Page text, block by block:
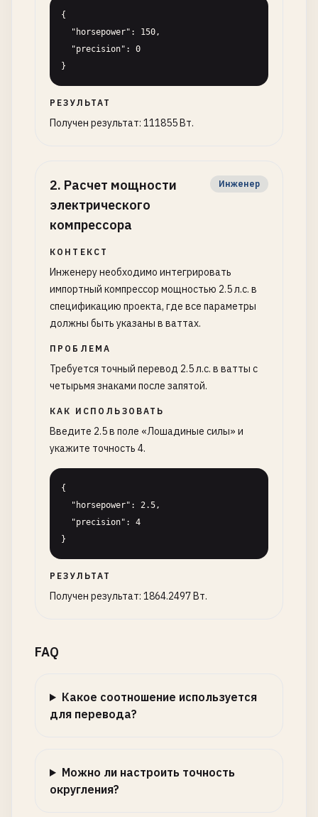
{
}
РЕЗУЛЬТАТ
Получен результат: 111855 Вт.
2. Расчет мощности
электрического
компрессора
Инженер
КОНТЕКСТ
Инженеру необходимо интегрировать
импортный компрессор мощностью 2.5 л.с. в
спецификацию проекта, где все параметры
должны быть указаны в ваттах.
ПРОБЛЕМА
Требуется точный перевод 2.5 л.с. в ватты с
четырьмя знаками после запятой.
КАК ИСПОЛЬЗОВАТЬ
Введите 2.5 в поле «Лошадиные силы» и
укажите точность 4.
{
}
РЕЗУЛЬТАТ
Получен результат: 1864.2497 Вт.
FAQ
Какое соотношение используется
для перевода?
Можно ли настроить точность
округления?